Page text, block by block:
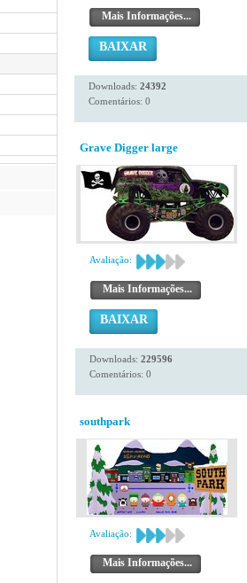
Mais Informações...
BAIXAR
Downloads: 24392
Comentários: 0
Grave Digger large
Avaliação:
Mais Informações...
BAIXAR
Downloads: 229596
Comentários: 0
southpark
Avaliação:
Mais Informações...